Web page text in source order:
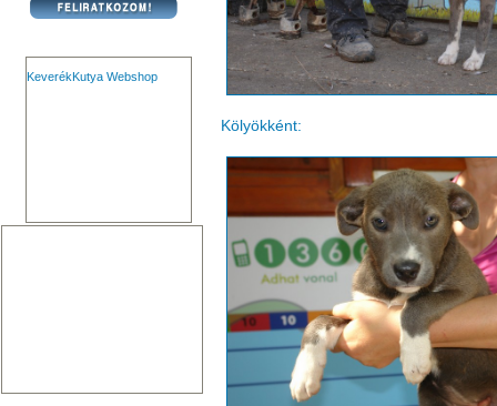
KeverékKutya Webshop
Kölyökként: